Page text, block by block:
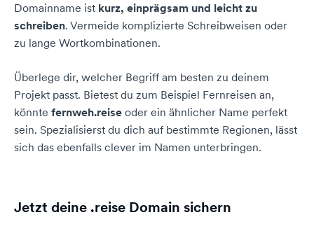
Domainname ist kurz, einprägsam und leicht zu
schreiben. Vermeide komplizierte Schreibweisen oder
zu lange Wortkombinationen.
Überlege dir, welcher Begriff am besten zu deinem
Projekt passt. Bietest du zum Beispiel Fernreisen an,
könnte fernweh.reise oder ein ähnlicher Name perfekt
sein. Spezialisierst du dich auf bestimmte Regionen, lässt
sich das ebenfalls clever im Namen unterbringen.
Jetzt deine .reise Domain sichern